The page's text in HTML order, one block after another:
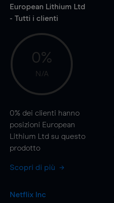
European Lithium Ltd
- Tutti i clienti
0%
N/A
0% dei clienti hanno
posizioni European
Lithium Ltd su questo
prodotto
Scopri di più
Netflix Inc